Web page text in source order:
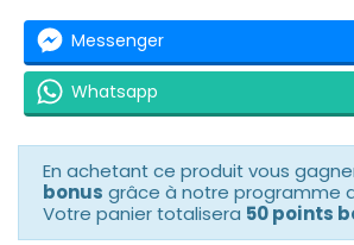
Messenger
Whatsapp
En achetant ce produit vous
bonus grâce à notre programme
Votre panier totalisera 50 points